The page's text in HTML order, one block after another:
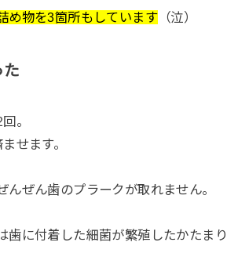
め物を3箇所もしています （泣）
た
。
せます。
んぜん歯のプラークが取れません。
歯に付着した細菌が繁殖したかたまり